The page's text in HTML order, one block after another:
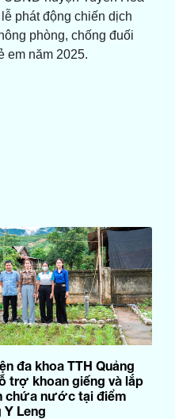
phát động chiến dịch
phòng, chống đuối
em năm 2025.
đa khoa TTH Quảng
trợ khoan giếng và lắp
chứa nước tại điểm
Leng